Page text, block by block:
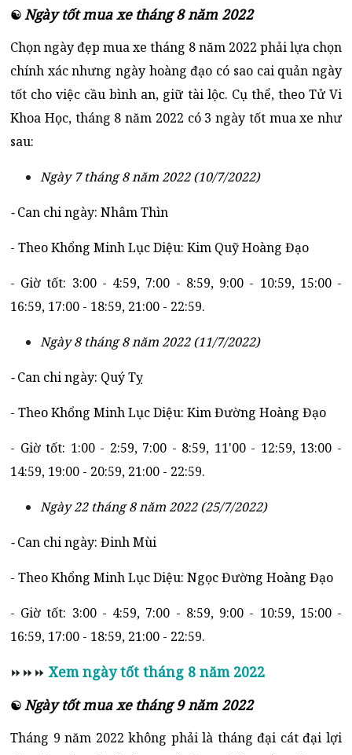
☯ Ngày tốt mua xe tháng 8 năm 2022
Chọn ngày đẹp mua xe tháng 8 năm 2022 phải lựa chọn
chính xác nhưng ngày hoàng đạo có sao cai quản ngày
tốt cho việc cầu bình an, giữ tài lộc. Cụ thể, theo Tử Vi
Khoa Học, tháng 8 năm 2022 có 3 ngày tốt mua xe như
sau:
Ngày 7 tháng 8 năm 2022 (10/7/2022)
-Can chi ngày: Nhâm Thìn
- Theo Khổng Minh Lục Diệu: Kim Quỹ Hoàng Đạo
- Giờ tốt: 3:00 - 4:59, 7:00 - 8:59, 9:00 - 10:59, 15:00 -
16:59, 17:00 - 18:59, 21:00 - 22:59.
Ngày 8 tháng 8 năm 2022 (11/7/2022)
-Can chi ngày: Quý Tỵ
- Theo Khổng Minh Lục Diệu: Kim Đường Hoàng Đạo
- Giờ tốt: 1:00 - 2:59, 7:00 - 8:59, 11'00 - 12:59, 13:00 -
14:59, 19:00 - 20:59, 21:00 - 22:59.
Ngày 22 tháng 8 năm 2022 (25/7/2022)
-Can chi ngày: Đinh Mùi
- Theo Khổng Minh Lục Diệu: Ngọc Đường Hoàng Đạo
- Giờ tốt: 3:00 - 4:59, 7:00 - 8:59, 9:00 - 10:59, 15:00 -
16:59, 17:00 - 18:59, 21:00 - 22:59.
⏩⏩⏩ Xem ngày tốt tháng 8 năm 2022
☯ Ngày tốt mua xe tháng 9 năm 2022
Tháng 9 năm 2022 không phải là tháng đại cát đại lợi